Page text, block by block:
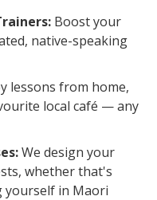
Boost your
native-speaking
lessons from home,
local café — any
We design your
whether that's
yourself in Maori